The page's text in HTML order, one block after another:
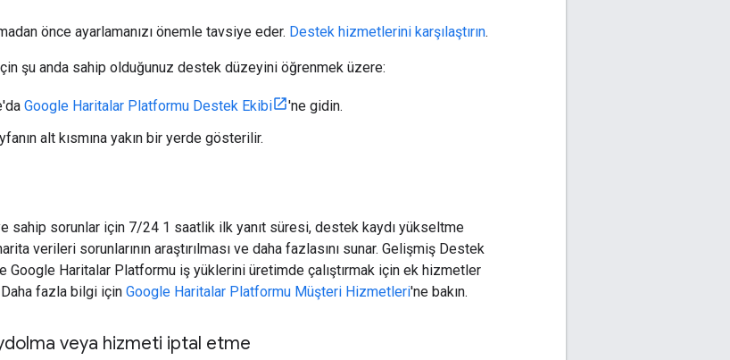
önce ayarlamanızı önemle tavsiye eder. Destek hizmetlerini karşılaştırın.
şu anda sahip olduğunuz destek düzeyini öğrenmek üzere:
Google Haritalar Platformu Destek Ekibi
'ne gidin.
alt kısmına yakın bir yerde gösterilir.
sahip sorunlar için 7/24 1 saatlik ilk yanıt süresi, destek kaydı yükseltme
verileri sorunlarının araştırılması ve daha fazlasını sunar. Gelişmiş Destek
Google Haritalar Platformu iş yüklerini üretimde çalıştırmak için ek hizmetler
Daha fazla bilgi için Google Haritalar Platformu Müşteri Hizmetleri'ne bakın.
veya hizmeti iptal etme